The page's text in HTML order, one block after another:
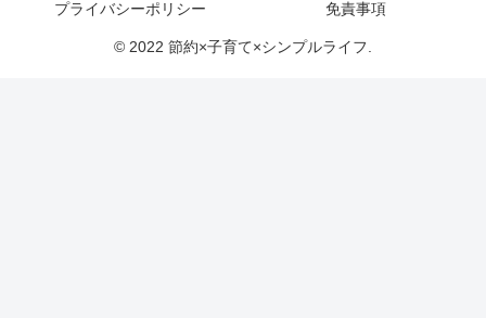
プライバシーポリシー 免責事項
© 2022 節約×子育て×シンプルライフ.